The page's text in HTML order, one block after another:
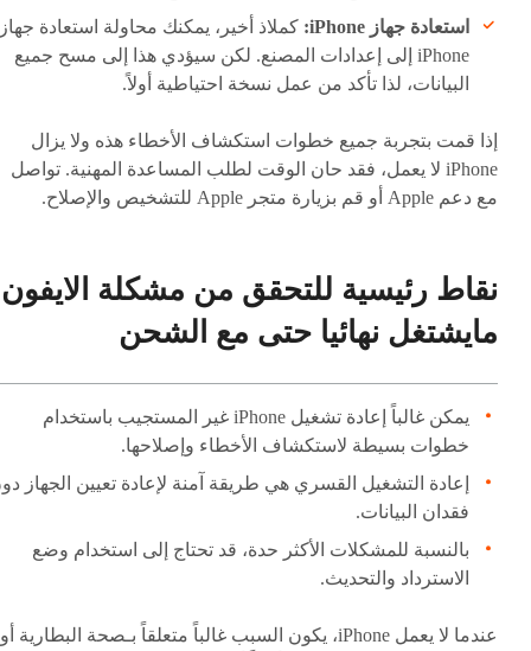
استعادة جهاز iPhone:
كملاذ أخير، يمكنك محاولة استعادة جهاز
iPhone إلى إعدادات المصنع. لكن سيؤدي هذا إلى مسح جميع
البيانات، لذا تأكد من عمل نسخة احتياطية أولاً.
إذا قمت بتجربة جميع خطوات استكشاف الأخطاء هذه ولا يزال
iPhone لا يعمل، فقد حان الوقت لطلب المساعدة المهنية. تواصل
مع دعم Apple أو قم بزيارة متجر Apple للتشخيص والإصلاح.
نقاط رئيسية للتحقق من مشكلة الايفون
مايشتغل نهائيا حتى مع الشحن
يمكن غالباً إعادة تشغيل iPhone غير المستجيب باستخدام
خطوات بسيطة لاستكشاف الأخطاء وإصلاحها.
إعادة التشغيل القسري هي طريقة آمنة لإعادة تعيين الجهاز
فقدان البيانات.
بالنسبة للمشكلات الأكثر حدة، قد تحتاج إلى استخدام وضع
الاسترداد والتحديث.
عندما لا يعمل iPhone، يكون السبب غالباً متعلقاً بـصحة البطارية أو